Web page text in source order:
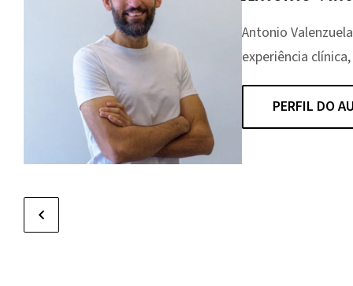
Antonio
experiência
PERFIL DO